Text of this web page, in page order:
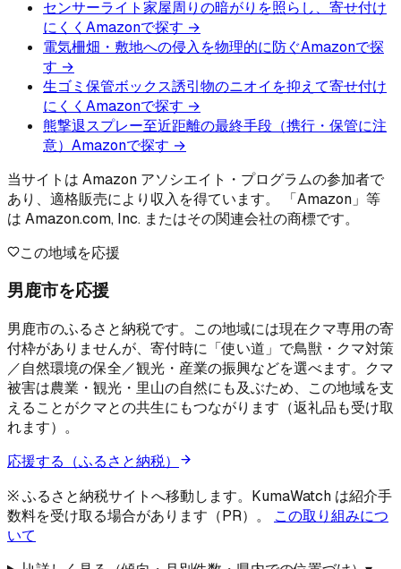
センサーライト家屋周りの暗がりを照らし、寄せ付け
にくく Amazonで探す →
電気柵畑・敷地への侵入を物理的に防ぐAmazonで探
す →
生ゴミ保管ボックス誘引物のニオイを抑えて寄せ付け
にくく Amazonで探す →
熊撃退スプレー至近距離の最終手段（携行・保管に注
意） Amazonで探す →
当サイトは Amazon アソシエイト・プログラムの参加者で
あり、適格販売により収入を得ています。 「Amazon」等
は Amazon.com, Inc. またはその関連会社の商標です。
この地域を応援
男鹿市を応援
男鹿市のふるさと納税です。この地域には現在クマ専用の寄
付枠がありませんが、寄付時に「使い道」で鳥獣・クマ対策
／自然環境の保全／観光・産業の振興などを選べます。クマ
被害は農業・観光・里山の自然にも及ぶため、この地域を支
えることがクマとの共生にもつながります（返礼品も受け取
れます）。
応援する（ふるさと納税）
※ ふるさと納税サイトへ移動します。KumaWatch は紹介手
数料を受け取る場合があります（PR）。
この取り組みにつ
いて